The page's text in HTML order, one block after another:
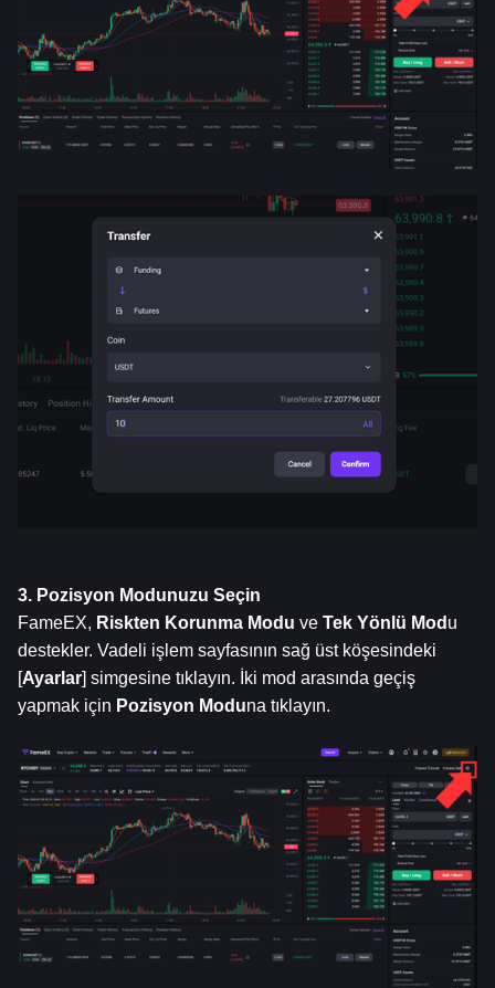
3. Pozisyon Modunuzu Seçin
FameEX, Riskten Korunma Modu ve Tek Yönlü Mod u
destekler. Vadeli işlem sayfasının sağ üst köşesindeki
[Ayarlar] simgesine tıklayın. İki mod arasında geçiş
yapmak için Pozisyon Moduna tıklayın.